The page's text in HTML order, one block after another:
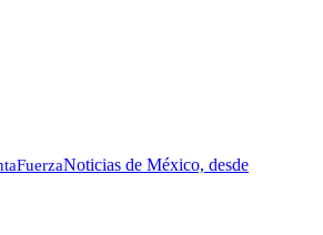
FuerzaNoticias de México, desde